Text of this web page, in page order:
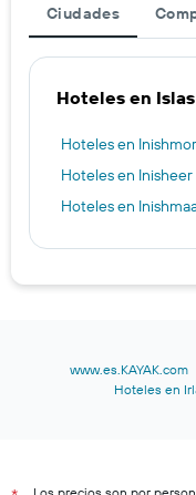
Ciudades
Hoteles en
Hoteles en
Hoteles en Inisheer
Hoteles en
www.es.KAYAK.com
Hoteles en
Los precios son por